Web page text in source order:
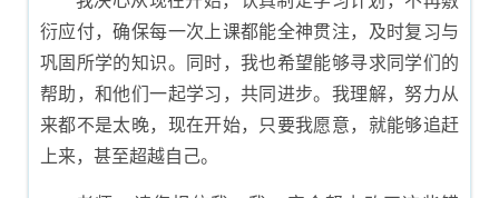
衍应付，确保每一次上课都能全神贯注，及时复习与
巩固所学的知识。同时，我也希望能够寻求同学们的
帮助，和他们一起学习，共同进步。我理解，努力从
来都不是太晚，现在开始，只要我愿意，就能够追赶
上来，甚至超越自己。